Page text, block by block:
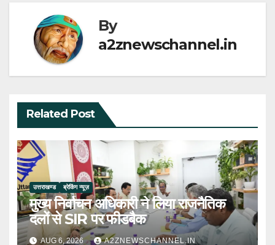
By
a2znewschannel.in
Related Post
उत्तराखण्ड ब्रेकिंग न्यूज़
मुख्य निर्वाचन अधिकारी ने लिया राजनैतिक
दलों से SIR पर फीडबैक
AUG 6, 2026 A2ZNEWSCHANNEL.IN